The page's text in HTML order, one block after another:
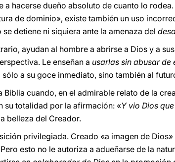
a hacerse dueño absoluto de cuanto lo
de dominio», existe también un uso
detiene ni siquiera ante la amenaza del
ayudan al hombre a abrirse a Dios y a
Le enseñan a usarlas sin abusar de
a su goce inmediato, sino también al
Biblia cuando, en el admirable relato de la
su totalidad por la afirmación: «Y vio Dios
belleza del Creador.
privilegiada. Creado «a imagen de Dios»
esto no le autoriza a adueñarse de la